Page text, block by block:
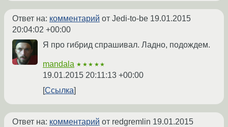
Ответ на: комментарий от Jedi-to-be 19.01.2015
20:04:02 +00:00
Я про гибрид спрашивал. Ладно, подождем.
mandala ★★★★★
19.01.2015 20:11:13 +00:00
Ссылка
Ответ на: комментарий от redgremlin 19.01.2015